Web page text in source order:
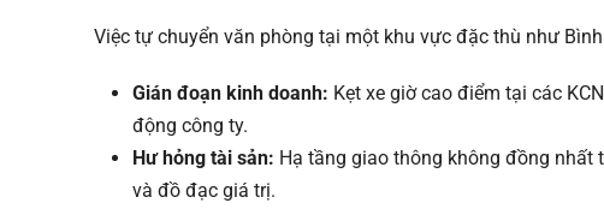
Việc tự chuyển văn phòng tại một khu vực đặc thù như
Gián đoạn kinh doanh: Kẹt xe giờ cao điểm tại các
động công ty.
Hư hỏng tài sản: Hạ tầng giao thông không đồng nhất
và đồ đạc giá trị.